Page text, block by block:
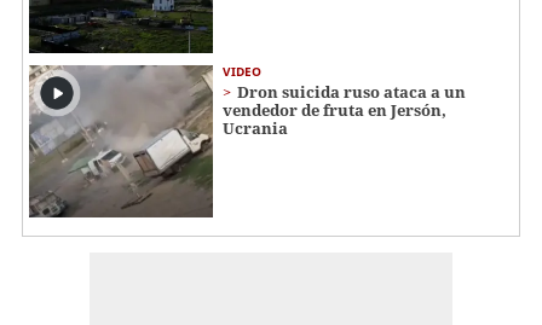
VIDEO
Dron suicida ruso ataca a un
vendedor de fruta en Jersón,
Ucrania